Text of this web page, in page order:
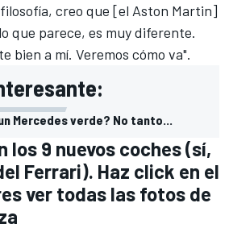
creo que [el Aston Martin]
que parece, es muy diferente.
bien a mí. Veremos cómo va".
Mercedes verde? No tanto...
los 9 nuevos coches (sí,
Ferrari). Haz click en el
ver todas las fotos de